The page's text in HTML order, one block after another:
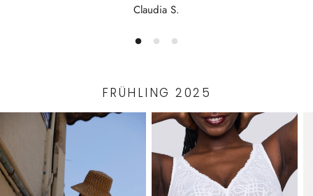
Claudia S.
FRÜHLING 2025